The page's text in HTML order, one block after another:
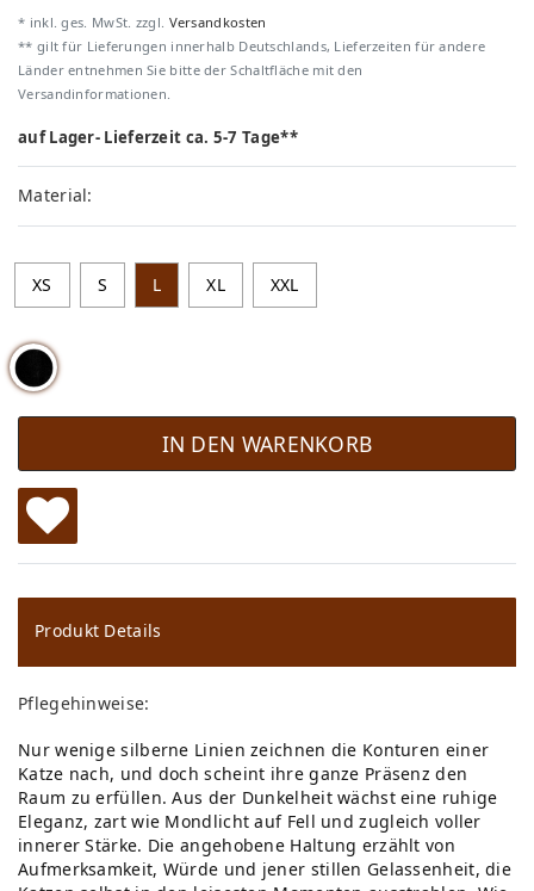
* inkl. ges. MwSt. zzgl. Versandkosten
** gilt für Lieferungen innerhalb Deutschlands, Lieferzeiten für andere
Länder entnehmen Sie bitte der Schaltfläche mit den
Versandinformationen.
auf Lager- Lieferzeit ca. 5-7 Tage**
Material:
XS S L XL XXL
IN DEN WARENKORB
W
u
ns
ch
lis
te
Produkt Details
Pflegehinweise:
Nur wenige silberne Linien zeichnen die Konturen einer
Katze nach, und doch scheint ihre ganze Präsenz den
Raum zu erfüllen. Aus der Dunkelheit wächst eine ruhige
Eleganz, zart wie Mondlicht auf Fell und zugleich voller
innerer Stärke. Die angehobene Haltung erzählt von
Aufmerksamkeit, Würde und jener stillen Gelassenheit, die